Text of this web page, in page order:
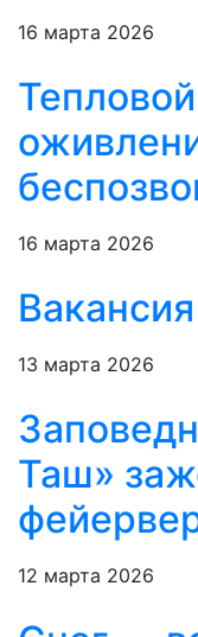
16 марта 2026
16 марта 2026
13 марта 2026
Таш»
12 марта 2026